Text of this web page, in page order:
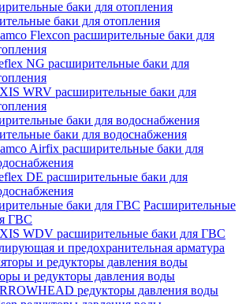
баки для отопления
Flexcon расширительные баки для
NG расширительные баки для
WRV расширительные баки для
баки для водоснабжения
Airfix расширительные баки для
DЕ расширительные баки для
Расширительные
ГВС
WDV расширительные баки для ГВС
и предохранительная арматура
и редукторы давления воды
редукторы давления воды